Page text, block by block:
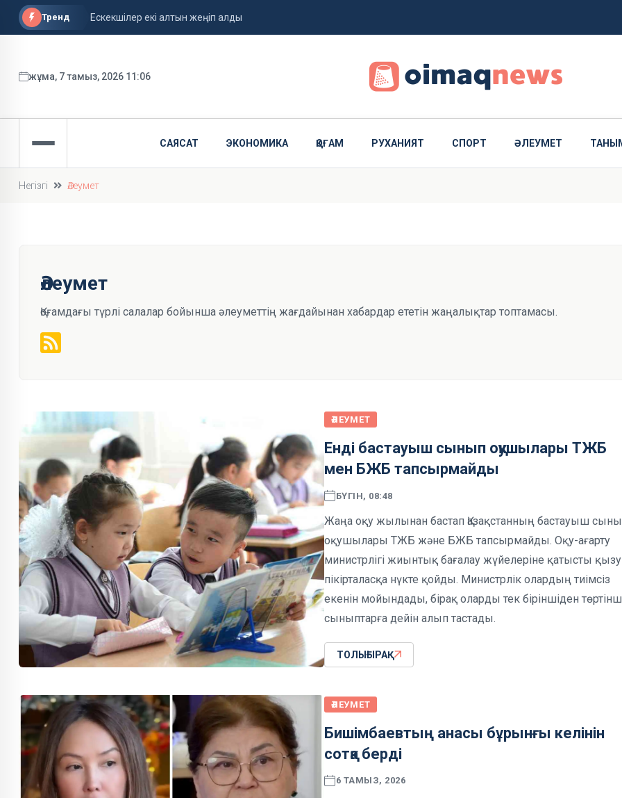
Тренд Теміртаулықтар аулада 35 жыл тұрған танкті бұзғызбай сақтап қалды
жұма, 7 тамыз, 2026 11:06
САЯСАТ ЭКОНОМИКА ҚОҒАМ РУХАНИЯТ СПОРТ ӘЛЕУМЕТ
Негізгі Әлеумет
Әлеумет
Қоғамдағы түрлі салалар бойынша әлеуметтің жағдайынан хабардар ететін жаңалықтар топтамасы.
ӘЛЕУМЕТ
Енді бастауыш сынып оқушылары ТЖБ
мен БЖБ тапсырмайды
БҮГІН, 08:48
Жаңа оқу жылынан бастап Қазақстанның бастауыш
оқушылары ТЖБ және БЖБ тапсырмайды. Оқу-ағарту
министрлігі жиынтық бағалау жүйелеріне қатысты қызу
пікірталасқа нүкте қойды. Министрлік олардың тиімсіз
екенін мойындады, бірақ оларды тек біріншіден
сыныптарға дейін алып тастады.
ТОЛЫҒЫРАҚ
ӘЛЕУМЕТ
Бишімбаевтың анасы бұрынғы келінін
сотқа берді
6 ТАМЫЗ, 2026